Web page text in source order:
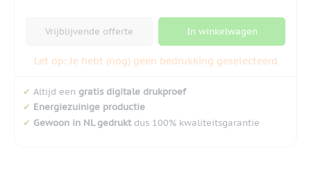
Vrijblijvende offerte In winkelwagen
Let op: Je hebt (nog) geen bedrukking geselecteerd
✔ Altijd een gratis digitale drukproef
✔ Energiezuinige productie
✔ Gewoon in NL gedruktdus 100% kwaliteitsgarantie